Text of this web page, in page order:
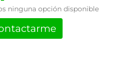
ninguna opción disponible